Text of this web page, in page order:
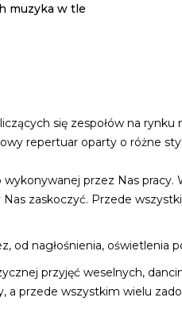
muzyka w tle
się zespołów na
repertuar oparty o różne
przez Nas
zaskoczyć. Przede
od nagłośnienia, oświetlenia
przyjęć weselnych,
a przede wszystkim wielu